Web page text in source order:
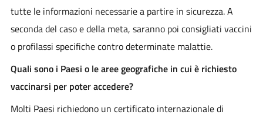
tutte le informazioni necessarie a partire in sicurezza. A
seconda del caso e della meta, saranno poi consigliati vaccini
o profilassi specifiche contro determinate malattie.
Quali sono i Paesi o le aree geografiche in cui è richiesto
vaccinarsi per poter accedere?
Molti Paesi richiedono un certificato internazionale di